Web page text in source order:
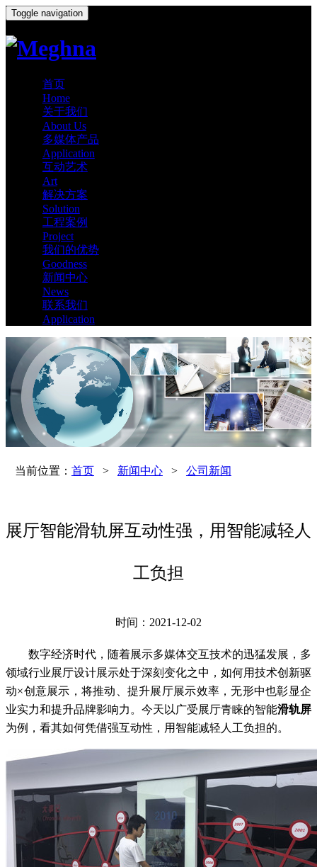
Toggle navigation
首页
Home
关于我们
About Us
多媒体产品
Application
互动艺术
Art
解决方案
Solution
工程案例
Project
我们的优势
Goodness
新闻中心
News
联系我们
Application
当前位置： 首页> 新闻中心> 公司新闻
展厅智能滑轨屏互动性强，用智能减轻人
工负担
时间：2021-12-02
数字经济时代，随着展示多媒体交互技术的迅猛发展，多
领域行业展厅设计展示处于深刻变化之中，如何用技术创新驱
动×创意展示，将推动、提升展厅展示效率，无形中也彰显企
业实力和提升品牌影响力。今天以广受展厅青睐的智能滑轨屏
为例，看其如何凭借强互动性，用智能减轻人工负担的。